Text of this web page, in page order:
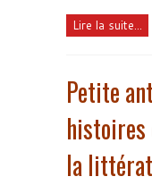
Lire la suite...
Petite
histoires
la